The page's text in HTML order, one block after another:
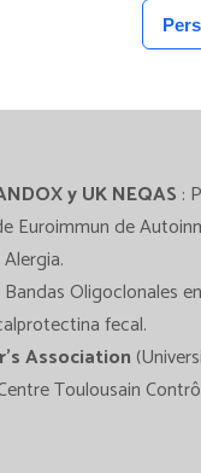
y UK NEQAS :
Euroimmun de
Oligoclonales
fecal.
Association
Toulousain